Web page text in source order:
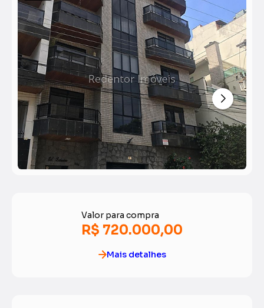
Valor para compra
R$ 720.000,00
Mais detalhes